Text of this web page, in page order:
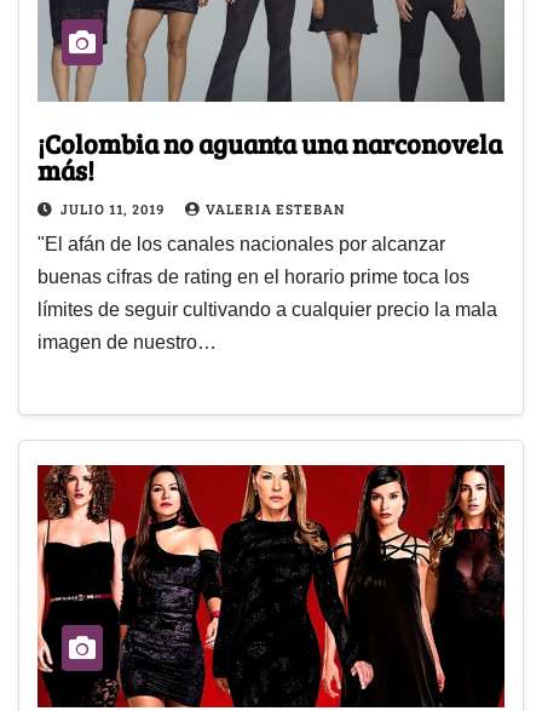
¡Colombia no aguanta una narconovela
más!
JULIO 11, 2019 VALERIA ESTEBAN
"El afán de los canales nacionales por alcanzar
buenas cifras de rating en el horario prime toca los
límites de seguir cultivando a cualquier precio la mala
imagen de nuestro…